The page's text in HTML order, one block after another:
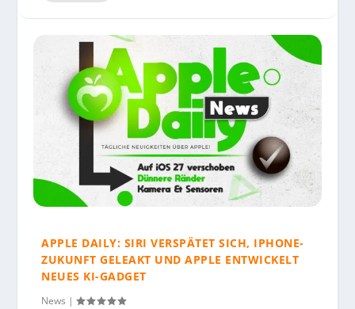
APPLE DAILY: SIRI VERSPÄTET SICH, IPHONE-
ZUKUNFT GELEAKT UND APPLE ENTWICKELT
NEUES KI-GADGET
News |